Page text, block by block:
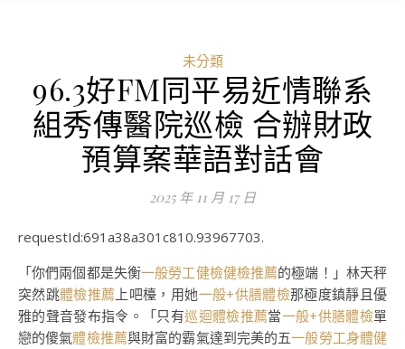
未分類
96.3好FM同平易近情聯系
組秀傳醫院巡檢 合辦財政
預算案華語對話會
2025 年 11 月 17 日
requestId:691a38a301c810.93967703.
「你們兩個都是失衡一般勞工健檢健檢推薦的極端！」林天秤
突然跳體檢推薦 上吧檯，用她一般+供膳體檢那極度鎮靜且優
雅的聲音發布指令。「只有巡迴體檢推薦當一般+供膳體檢單
戀的傻氣體檢推薦與財富的霸氣達到完美的五一般勞工身體健